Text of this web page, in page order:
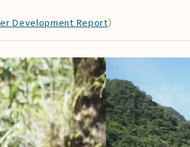
Development Report）